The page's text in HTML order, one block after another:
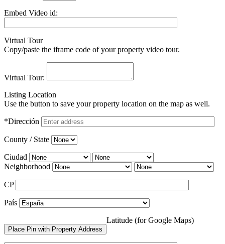
Embed Video id:
Virtual Tour
Copy/paste the iframe code of your property video tour.
Virtual Tour:
Listing Location
Use the button to save your property location on the map as well.
*Dirección
County / State
Ciudad
Neighborhood
CP
País
Place Pin with Property Address
Latitude (for Google Maps)